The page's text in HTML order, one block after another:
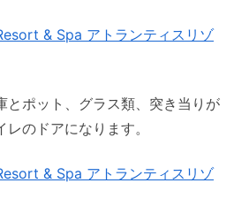
とポット、グラス類、突き当りが
のドアになります。